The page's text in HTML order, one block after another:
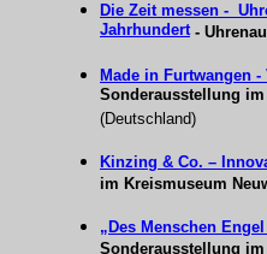
Die Zeit messen -
Jahrhundert-
Made in Furtwangen -
Sonderausstellung
(Deutschland)
Kinzing & Co. –
im Kreismuseum
„Des Menschen
Sonderausstellung im